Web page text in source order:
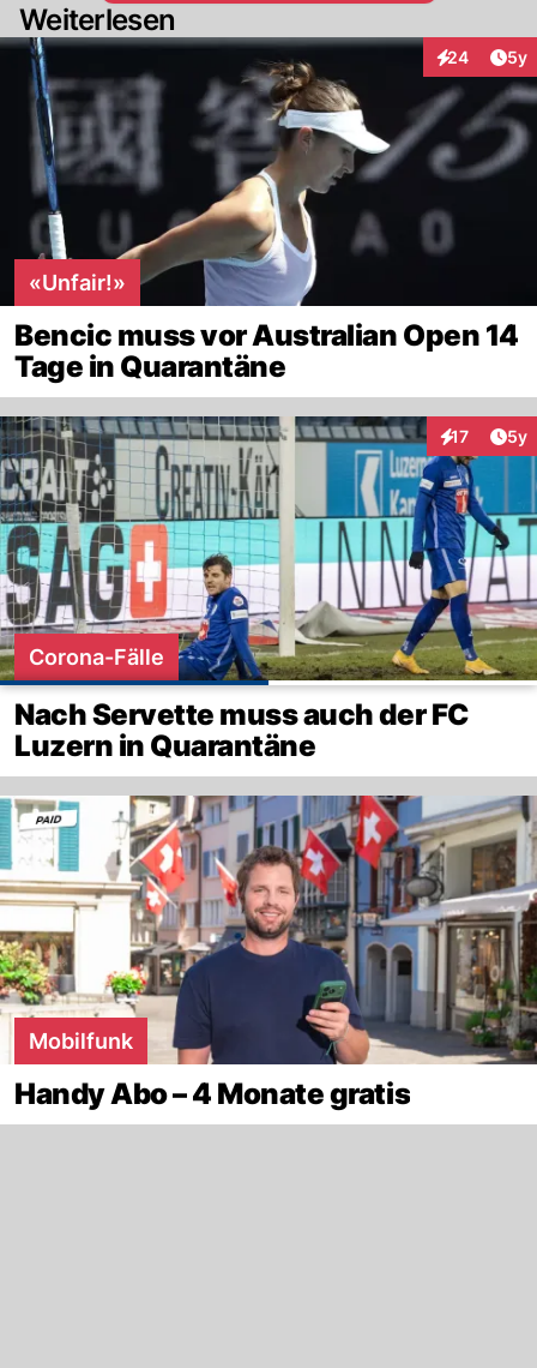
Weiterlesen
24
Interaktionen
5y
«Unfair!»
Bencic muss vor Australian Open 14
Tage in Quarantäne
17 5y
Corona-Fälle
Nach Servette muss auch der FC
Luzern in Quarantäne
Mobilfunk
Handy Abo – 4 Monate gratis